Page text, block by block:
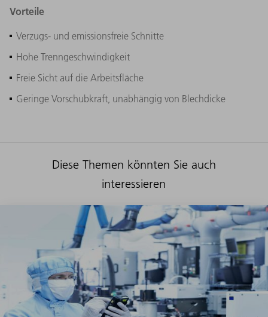
Vorteile
Verzugs- und emissionsfreie Schnitte
Hohe Trenngeschwindigkeit
Freie Sicht auf die Arbeitsfläche
Geringe Vorschubkraft, unabhängig von Blechdicke
Diese Themen könnten Sie auch
interessieren